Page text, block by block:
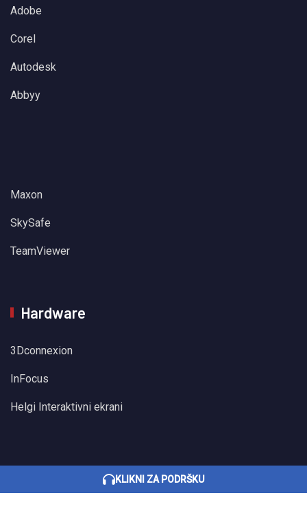
Adobe
Corel
Autodesk
Abbyy
Maxon
SkySafe
TeamViewer
Hardware
3Dconnexion
InFocus
Helgi Interaktivni ekrani
Sva prava pridržana © 2022 BHSInformatika
KLIKNI ZA PODRŠKU